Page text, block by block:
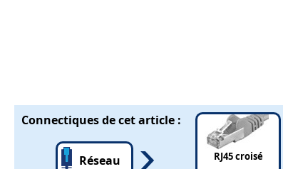
Connectiques de cet article :
Réseau RJ45 croisé